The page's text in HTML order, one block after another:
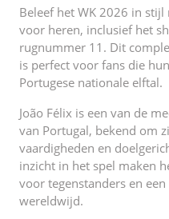
Beleef het WK 2026 in
voor heren, inclusief het
rugnummer 11. Dit
is perfect voor fans die
Portugese nationale elftal.
João Félix is een van de
van Portugal, bekend om
vaardigheden en
inzicht in het spel maken
voor tegenstanders en
wereldwijd.